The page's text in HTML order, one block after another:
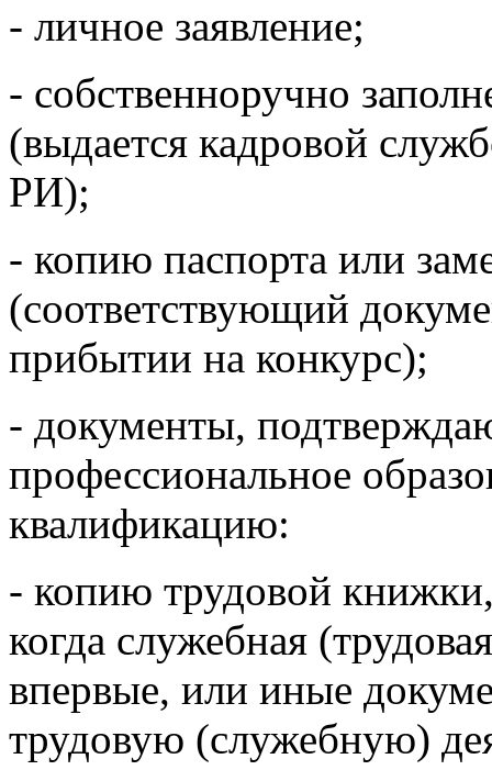
- личное заявление;
- собственноручно
(выдается кадровой
РИ);
- копию паспорта или
(соответствующий
прибытии на конкурс);
- документы,
профессиональное
квалификацию:
- копию трудовой
когда служебная
впервые, или иные
трудовую (служебную)